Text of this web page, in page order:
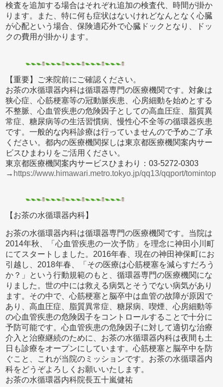
検査を追加する場合はそれぞれ追加の検査代、時間が掛か
ります。また、特に何も症状はないけれどなんとなく心臓
が心配という場合、保険適応外で心臓ドックとなり、ドッ
クの費用が掛かります。
【重要】ご来院前にご確認ください。
お茶の水循環器内科は循環器専門の医療機関です。対象は
狭心症、心筋梗塞等の冠動脈疾患、心房細動を始めとする
不整脈、心血管疾患の危険因子としての高血圧症、脂質異
常症、糖尿病等の生活習慣病、慢性心不全等の循環器疾患
です。一般的な内科診療は行っていませんので予めご了承
ください。都内の医療機関探しは東京都医療機関案内サー
ビスひまわりをご活用ください。
東京都医療機関案内サービスひまわり：03-5272-0303
→ https://www.himawari.metro.tokyo.jp/qq13/qqport/tomintop
【お茶の水循環器内科】
お茶の水循環器内科は循環器専門の医療機関です。当院は
2014年秋、「心血管疾患の一次予防」を理念に神田小川町
にてスタートしました。2016年春、現在の神田神保町にお
引越し、2018年春、「その医療は心筋梗塞を減らすだろう
か？」という行動規範のもと、循環器専門の医療機関にな
りました。世の中には救える病気とそうでない病気があり
ます。その中で、心筋梗塞と脳卒中は血管の故障が原因で
あり、高血圧症、脂質異常症、糖尿病、喫煙、心房細動等
の心血管疾患の危険因子をコントロールすることで十分に
予防可能です。心血管疾患の危険因子に対して適切な治療
介入と治療継続のために、お茶の水循環器内科は夜間も土
日も診療をオープンにしています。心筋梗塞と脳卒中を防
ぐこと、これが当院のミッションです。お茶の水循環器内
科をどうぞよろしくお願いいたします。
お茶の水循環器内科院長五十嵐健祐